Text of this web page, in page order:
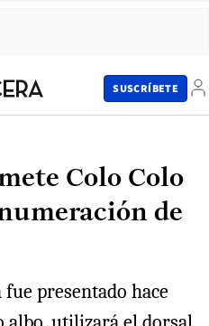
SUSCRÍBETE
Colo Colo
de
presentado hace